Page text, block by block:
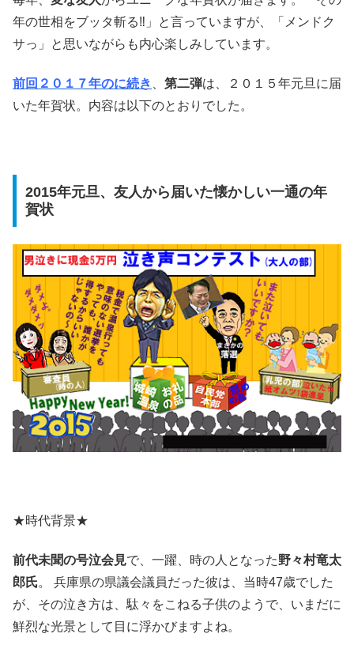
年の世相をブッタ斬る‼」と言っていますが、「メンドク
サっ」と思いながらも内心楽しみしています。
前回２０１７年のに続き 第二弾は、２０１５年元旦に届
いた年賀状。内容は以下のとおりでした。
2015年元旦、友人から届いた懐かしい一通の年
賀状
★時代背景★
前代未聞の号泣会見で、一躍、時の人となった野々村竜太
郎氏。 兵庫県の県議会議員だった彼は、当時47歳でした
が、その泣き方は、駄々をこねる子供のようで、いまだに
鮮烈な光景として目に浮かびますよね。